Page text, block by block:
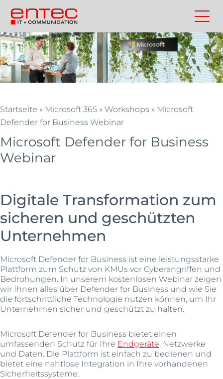
Zum
Inhalt
springen
Cloudweb
Entec
AG
|
Outsourcing
Cloud
Schweiz
Kontakt Suchen
Startseite » Microsoft 365 »Workshops » Microsoft
Defender for Business Webinar
Microsoft Defender for Business
Webinar
Digitale Transformation zum
sicheren und geschützten
Unternehmen
Microsoft Defender for Business ist eine leistungsstarke
Plattform zum Schutz von KMUs vor Cyberangriffen und
Bedrohungen. In unserem kostenlosen Webinar zeigen
wir Ihnen alles über Defender for Business und wie Sie
die fortschrittliche Technologie nutzen können, um Ihr
Unternehmen sicher und geschützt zu halten.
Microsoft Defender for Business bietet einen
umfassenden Schutz für Ihre Endgeräte, Netzwerke
und Daten. Die Plattform ist einfach zu bedienen und
bietet eine nahtlose Integration in Ihre vorhandenen
Sicherheitssysteme.